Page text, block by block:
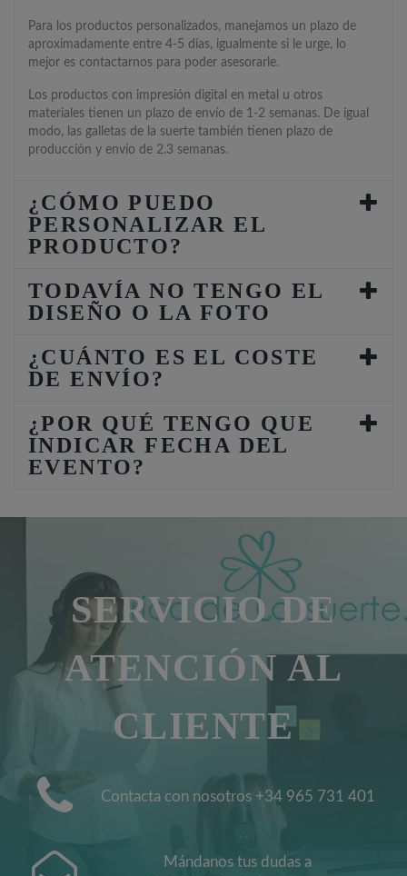
Para los productos personalizados, manejamos un plazo de
aproximadamente entre 4-5 días, igualmente si le urge, lo
mejor es contactarnos para poder asesorarle.
Los productos con impresión digital en metal u otros
materiales tienen un plazo de envío de 1-2 semanas. De igual
modo, las galletas de la suerte también tienen plazo de
producción y envío de 2.3 semanas.
¿CÓMO PUEDO
PERSONALIZAR EL
PRODUCTO?
TODAVÍA NO TENGO EL
DISEÑO O LA FOTO
¿CUÁNTO ES EL COSTE
DE ENVÍO?
¿POR QUÉ TENGO QUE
INDICAR FECHA DEL
EVENTO?
SERVICIO DE
ATENCIÓN AL
CLIENTE
Contacta con nosotros +34 965 731 401
Mándanos tus dudas a